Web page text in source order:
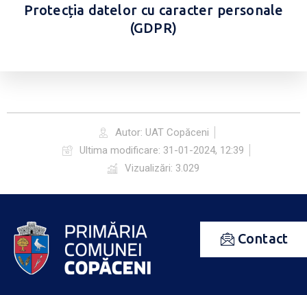
Protecția datelor cu caracter personale
(GDPR)
Autor: UAT Copăceni
Ultima modificare: 31-01-2024, 12:39
Vizualizări: 3.029
Contact